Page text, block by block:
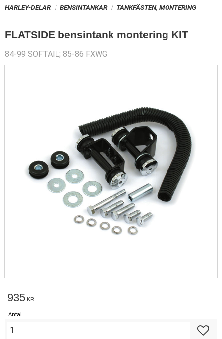
HARLEY-DELAR BENSINTANKAR TANKFÄSTEN, MONTERING
FLATSIDE bensintank montering KIT
84-99 SOFTAIL; 85-86 FXWG
935 KR
Antal